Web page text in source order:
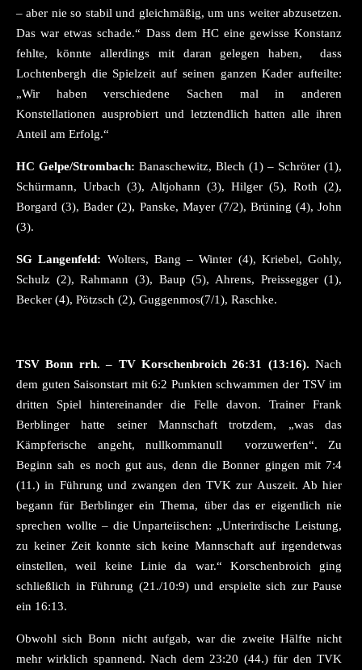
– aber nie so stabil und gleichmäßig, um uns weiter abzusetzen.
Das war etwas schade.“ Dass dem HC eine gewisse Konstanz
fehlte, könnte allerdings mit daran gelegen haben, dass
Lochtenbergh die Spielzeit auf seinen ganzen Kader aufteilte:
„Wir haben verschiedene Sachen mal in anderen
Konstellationen ausprobiert und letztendlich hatten alle ihren
Anteil am Erfolg.“
HC Gelpe/Strombach: Banaschewitz, Blech (1) – Schröter (1),
Schürmann, Urbach (3), Altjohann (3), Hilger (5), Roth (2),
Borgard (3), Bader (2), Panske, Mayer (7/2), Brüning (4), John
(3).
SG Langenfeld: Wolters, Bang – Winter (4), Kriebel, Gohly,
Schulz (2), Rahmann (3), Baup (5), Ahrens, Preissegger (1),
Becker (4), Pötzsch (2), Guggenmos(7/1), Raschke.
TSV Bonn rrh. – TV Korschenbroich 26:31 (13:16). Nach
dem guten Saisonstart mit 6:2 Punkten schwammen der TSV im
dritten Spiel hintereinander die Felle davon. Trainer Frank
Berblinger hatte seiner Mannschaft trotzdem, „was das
Kämpferische angeht, nullkommanull vorzuwerfen“. Zu
Beginn sah es noch gut aus, denn die Bonner gingen mit 7:4
(11.) in Führung und zwangen den TVK zur Auszeit. Ab hier
begann für Berblinger ein Thema, über das er eigentlich nie
sprechen wollte – die Unparteiischen: „Unterirdische Leistung,
zu keiner Zeit konnte sich keine Mannschaft auf irgendetwas
einstellen, weil keine Linie da war.“ Korschenbroich ging
schließlich in Führung (21./10:9) und erspielte sich zur Pause
ein 16:13.
Obwohl sich Bonn nicht aufgab, war die zweite Hälfte nicht
mehr wirklich spannend. Nach dem 23:20 (44.) für den TVK